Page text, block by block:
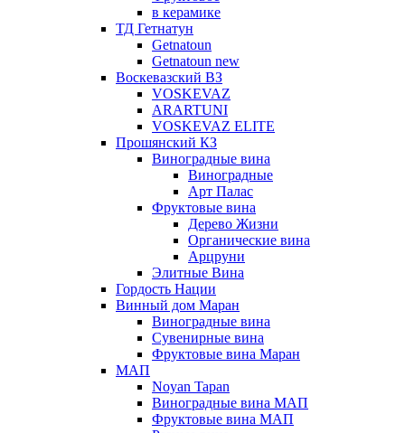
в керамике
ТД Гетнатун
Getnatoun
Getnatoun new
Воскевазский ВЗ
VOSKEVAZ
ARARTUNI
VOSKEVAZ ELITE
Прошянский КЗ
Виноградные вина
Виноградные
Арт Палас
Фруктовые вина
Дерево Жизни
Органические вина
Арцруни
Элитные Вина
Гордость Нации
Винный дом Маран
Виноградные вина
Сувенирные вина
Фруктовые вина Маран
МАП
Noyan Tapan
Виноградные вина МАП
Фруктовые вина МАП